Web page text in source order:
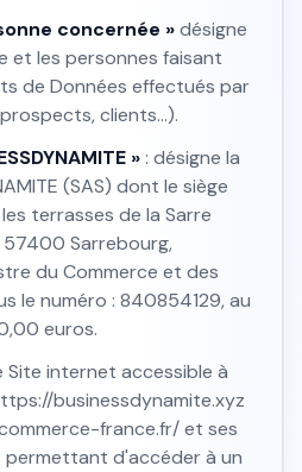
concernée »désigne
et les personnes faisant
de Données effectués par
(prospects, clients…).
»: désigne la
(SAS) dont le siège
terrasses de la Sarre
57400 Sarrebourg,
du Commerce et des
le numéro : 840854129, au
euros.
Site internet accessible à
businessdynamite.xyz
france.fr/ et ses
permettant d'accéder à un